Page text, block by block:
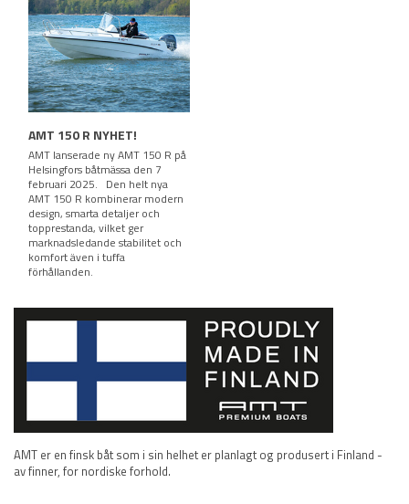
AMT 150 R NYHET!
AMT lanserade ny AMT 150 R på
Helsingfors båtmässa den 7
februari 2025. Den helt nya
AMT 150 R kombinerar modern
design, smarta detaljer och
topprestanda, vilket ger
marknadsledande stabilitet och
komfort även i tuffa
förhållanden.
AMT er en finsk båt som i sin helhet er planlagt og produsert i Finland -
av finner, for nordiske forhold.